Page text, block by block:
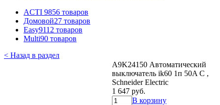
ACTI 9856 товаров
Домовой27 товаров
Easy9112 товаров
Multi90 товаров
< Назад в раздел
A9K24150 Автоматический
выключатель ik60 1п 50A C ,
Schneider Electric
1 647 руб.
В корзину